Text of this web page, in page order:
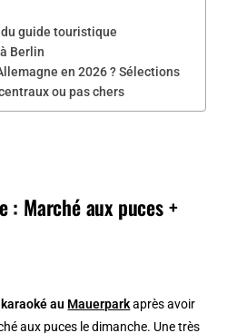
guide touristique
Berlin
en 2026 ? Sélections
ou pas chers
: Marché aux puces +
karaokéau Mauerparkaprès avoir
aux puces le dimanche. Une très